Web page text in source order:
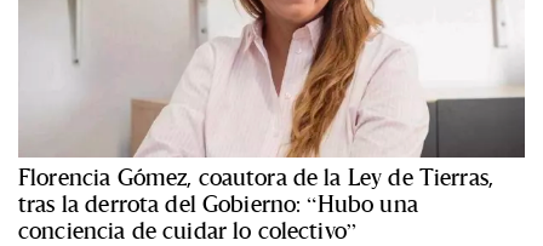
Florencia Gómez, coautora de la Ley de Tierras,
tras la derrota del Gobierno: “Hubo una
conciencia de cuidar lo colectivo”